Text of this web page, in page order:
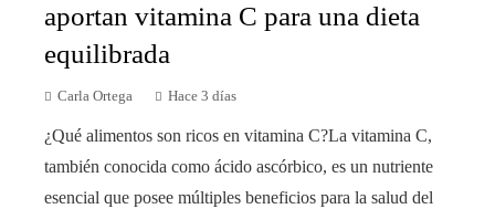
aportan vitamina C para una dieta
equilibrada
Carla Ortega Hace 3 días
¿Qué alimentos son ricos en vitamina C?La vitamina C,
también conocida como ácido ascórbico, es un nutriente
esencial que posee múltiples beneficios para la salud del